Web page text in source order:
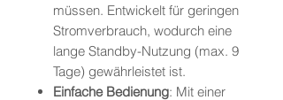
müssen. Entwickelt für geringen
Stromverbrauch, wodurch eine
lange Standby-Nutzung (max. 9
Tage) gewährleistet ist.
Einfache Bedienung: Mit einer